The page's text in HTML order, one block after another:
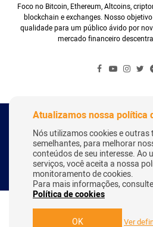
Foco no Bitcoin, Ethereum, Altcoins,
blockchain e exchanges. Nosso
qualidade para um público ávido por
mercado financeiro
Copyright Webitcoin 2018 - Todos
Desenvolvido por:
Atualizamos nossa política
Nós utilizamos cookies e outras
semelhantes, para melhorar
conteúdos de seu interesse. Ao
serviços, você aceita a nossa
monitoramento de cookies.
Para mais informações,
Política de cookies
OK Ver